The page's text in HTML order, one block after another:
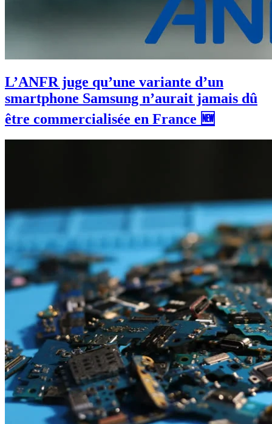
L’ANFR juge qu’une variante d’un
smartphone Samsung n’aurait jamais dû
être commercialisée en France 🆕